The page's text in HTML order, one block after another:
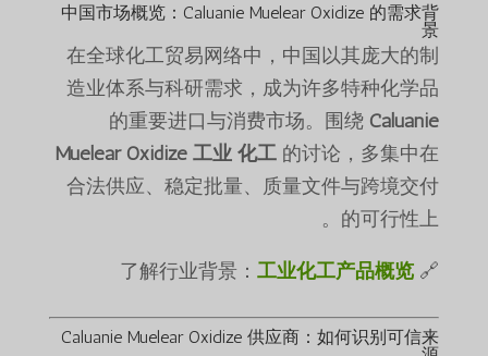
中国市场概览：Caluanie Muelear Oxidize 的需求背
景
在全球化工贸易网络中，中国以其庞大的制
造业体系与科研需求，成为许多特种化学品
的重要进口与消费市场。围绕 Caluanie
Muelear Oxidize 工业 化工 的讨论，多集中在
合法供应、稳定批量、质量文件与跨境交付
的可行性上。
🔗 了解行业背景：
工业化工产品概览
Caluanie Muelear Oxidize 供应商：如何识别可信来